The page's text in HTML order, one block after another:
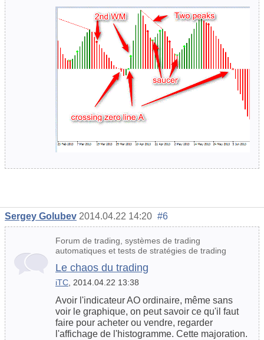
Sergey Golubev 2014.04.22 14:20 #6
Forum de trading, systèmes de trading
automatiques et tests de stratégies de trading
Le chaos du trading
iTC, 2014.04.22 13:38
Avoir l'indicateur AO ordinaire, même sans
voir le graphique, on peut savoir ce qu'il faut
faire pour acheter ou vendre, regarder
l'affichage de l'histogramme. Cette majoration.